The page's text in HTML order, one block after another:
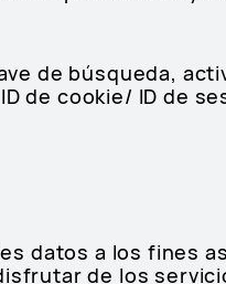
de búsqueda,
de cookie/ ID de
datos a los fines
de los